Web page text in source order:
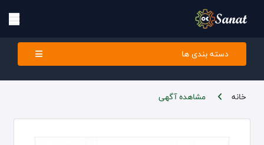
دسته بندی ها
خانه مشاهده آگهی